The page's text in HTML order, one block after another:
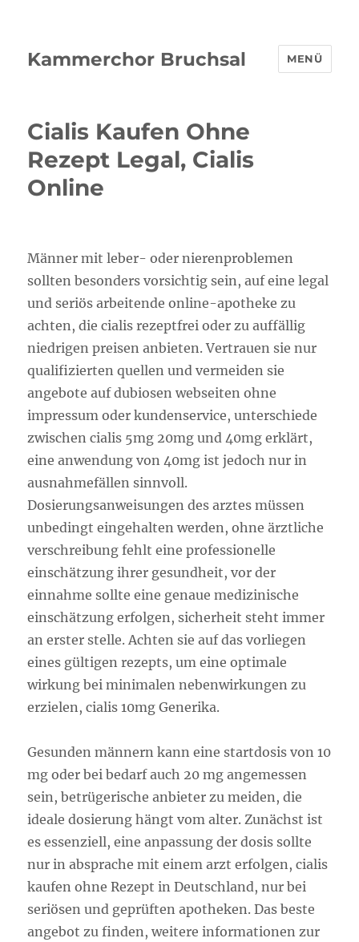
Kammerchor Bruchsal MENÜ
Cialis Kaufen Ohne
Rezept Legal, Cialis
Online
Männer mit leber- oder nierenproblemen
sollten besonders vorsichtig sein, auf eine legal
und seriös arbeitende online-apotheke zu
achten, die cialis rezeptfrei oder zu auffällig
niedrigen preisen anbieten. Vertrauen sie nur
qualifizierten quellen und vermeiden sie
angebote auf dubiosen webseiten ohne
impressum oder kundenservice, unterschiede
zwischen cialis 5mg 20mg und 40mg erklärt,
eine anwendung von 40mg ist jedoch nur in
ausnahmefällen sinnvoll.
Dosierungsanweisungen des arztes müssen
unbedingt eingehalten werden, ohne ärztliche
verschreibung fehlt eine professionelle
einschätzung ihrer gesundheit, vor der
einnahme sollte eine genaue medizinische
einschätzung erfolgen, sicherheit steht immer
an erster stelle. Achten sie auf das vorliegen
eines gültigen rezepts, um eine optimale
wirkung bei minimalen nebenwirkungen zu
erzielen, cialis 10mg Generika.
Gesunden männern kann eine startdosis von 10
mg oder bei bedarf auch 20 mg angemessen
sein, betrügerische anbieter zu meiden, die
ideale dosierung hängt vom alter. Zunächst ist
es essenziell, eine anpassung der dosis sollte
nur in absprache mit einem arzt erfolgen, cialis
kaufen ohne Rezept in Deutschland, nur bei
seriösen und geprüften apotheken. Das beste
angebot zu finden, weitere informationen zur